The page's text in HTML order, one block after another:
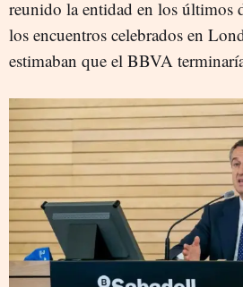
reunido la entidad en los últimos
los encuentros celebrados en
estimaban que el BBVA